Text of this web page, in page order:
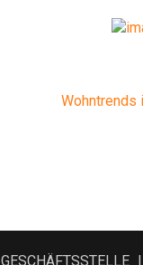
Wohntrends
GESCHÄFTSSTELLE